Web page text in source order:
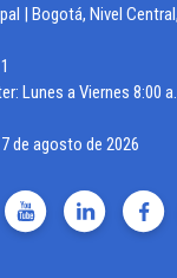
| Bogotá, Nivel
Lunes a Viernes 8:00
7 de agosto de 2026